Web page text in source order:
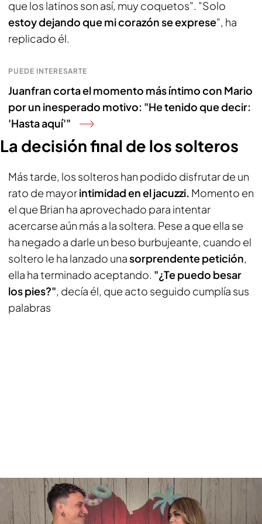
que los latinos son así, muy coquetos". "Solo
estoy dejando que mi corazón se exprese", ha
replicado él.
PUEDE INTERESARTE
Juanfran corta el momento más íntimo con Mario
por un inesperado motivo: "He tenido que decir:
'Hasta aquí'"
La decisión final de los solteros
Más tarde, los solteros han podido disfrutar de un
rato de mayorintimidad en el jacuzzi. Momento en
el que Brian ha aprovechado para intentar
acercarse aún más a la soltera. Pese a que ella se
ha negado a darle un beso burbujeante, cuando el
soltero le ha lanzado unasorprendente petición,
ella ha terminado aceptando. "¿Te puedo besar
los pies?", decía él, que acto seguido cumplía sus
palabras
Natalia sentencia a Brian tras una apasionada cita: "Eres demasiado
empalagoso"